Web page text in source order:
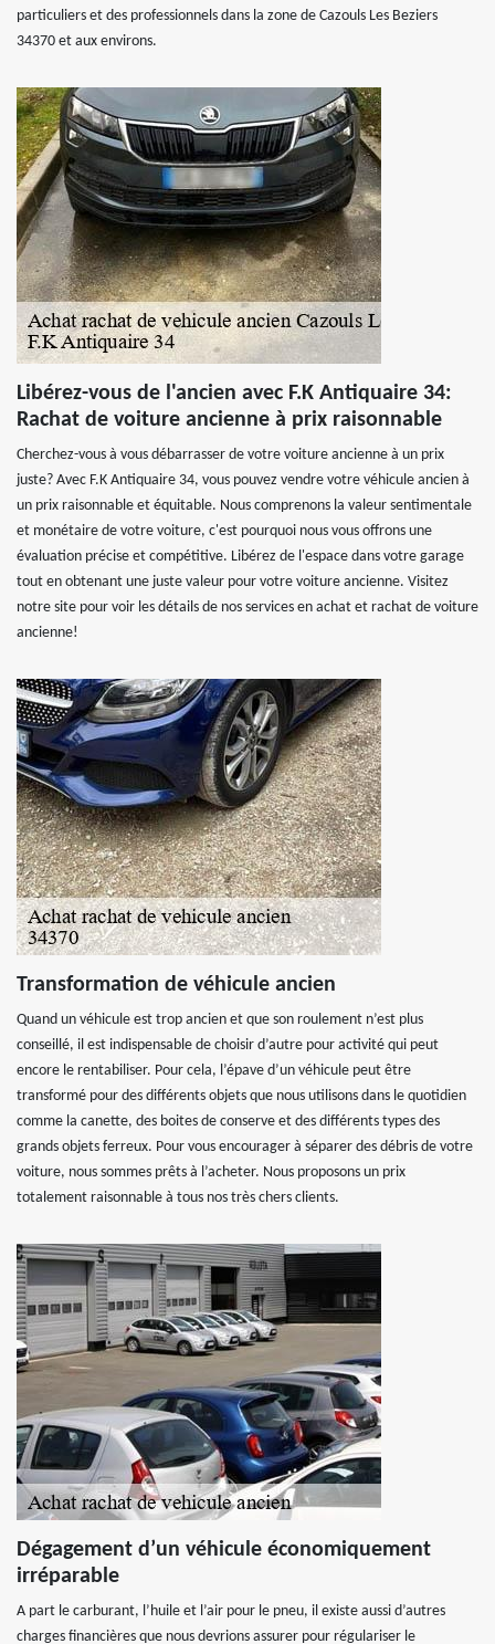
particuliers et des professionnels dans la zone de Cazouls Les Beziers
34370 et aux environs.
Libérez-vous de l'ancien avec F.K Antiquaire 34:
Rachat de voiture ancienne à prix raisonnable
Cherchez-vous à vous débarrasser de votre voiture ancienne à un prix
juste? Avec F.K Antiquaire 34, vous pouvez vendre votre véhicule ancien à
un prix raisonnable et équitable. Nous comprenons la valeur sentimentale
et monétaire de votre voiture, c'est pourquoi nous vous offrons une
évaluation précise et compétitive. Libérez de l'espace dans votre garage
tout en obtenant une juste valeur pour votre voiture ancienne. Visitez
notre site pour voir les détails de nos services en achat et rachat de voiture
ancienne!
Transformation de véhicule ancien
Quand un véhicule est trop ancien et que son roulement n’est plus
conseillé, il est indispensable de choisir d’autre pour activité qui peut
encore le rentabiliser. Pour cela, l’épave d’un véhicule peut être
transformé pour des différents objets que nous utilisons dans le quotidien
comme la canette, des boites de conserve et des différents types des
grands objets ferreux. Pour vous encourager à séparer des débris de votre
voiture, nous sommes prêts à l’acheter. Nous proposons un prix
totalement raisonnable à tous nos très chers clients.
Dégagement d’un véhicule économiquement
irréparable
A part le carburant, l’huile et l’air pour le pneu, il existe aussi d’autres
charges financières que nous devrions assurer pour régulariser le